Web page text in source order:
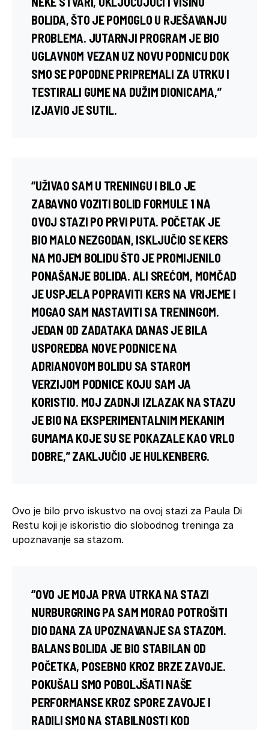
BOLIDA, ŠTO JE POMOGLO U RJEŠAVANJU
PROBLEMA. JUTARNJI PROGRAM JE BIO
UGLAVNOM VEZAN UZ NOVU PODNICU DOK
SMO SE POPODNE PRIPREMALI ZA UTRKU I
TESTIRALI GUME NA DUŽIM DIONICAMA,”
IZJAVIO JE SUTIL.
“UŽIVAO SAM U TRENINGU I BILO JE
ZABAVNO VOZITI BOLID FORMULE 1 NA
OVOJ STAZI PO PRVI PUTA. POČETAK JE
BIO MALO NEZGODAN, ISKLJUČIO SE KERS
NA MOJEM BOLIDU ŠTO JE PROMIJENILO
PONAŠANJE BOLIDA. ALI SREĆOM, MOMČAD
JE USPJELA POPRAVITI KERS NA VRIJEME I
MOGAO SAM NASTAVITI SA TRENINGOM.
JEDAN OD ZADATAKA DANAS JE BILA
USPOREDBA NOVE PODNICE NA
ADRIANOVOM BOLIDU SA STAROM
VERZIJOM PODNICE KOJU SAM JA
KORISTIO. MOJ ZADNJI IZLAZAK NA STAZU
JE BIO NA EKSPERIMENTALNIM MEKANIM
GUMAMA KOJE SU SE POKAZALE KAO VRLO
DOBRE,” ZAKLJUČIO JE HULKENBERG.
Ovo je bilo prvo iskustvo na ovoj stazi za Paula Di
Restu koji je iskoristio dio slobodnog treninga za
upoznavanje sa stazom.
“OVO JE MOJA PRVA UTRKA NA STAZI
NURBURGRING PA SAM MORAO POTROŠITI
DIO DANA ZA UPOZNAVANJE SA STAZOM.
BALANS BOLIDA JE BIO STABILAN OD
POČETKA, POSEBNO KROZ BRZE ZAVOJE.
POKUŠALI SMO POBOLJŠATI NAŠE
PERFORMANSE KROZ SPORE ZAVOJE I
RADILI SMO NA STABILNOSTI KOD